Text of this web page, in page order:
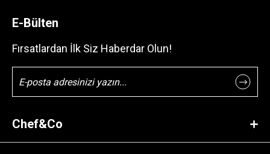
E-Bülten
Fırsatlardan İlk Siz Haberdar Olun!
Chef&Co